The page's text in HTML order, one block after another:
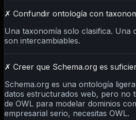
✗ Confundir ontología con
Una taxonomía solo clasifica. Una
son intercambiables.
✗ Creer que Schema.org es
Schema.org es una ontología
datos estructurados web, pero no
de OWL para modelar dominios
empresarial serio, necesitas OWL.